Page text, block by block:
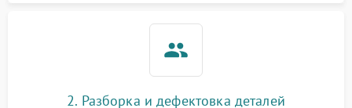
2. Разборка и дефектовка деталей